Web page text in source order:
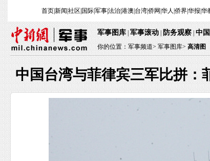
首页|新闻 社区 国际|军事|法治|港澳 台湾|侨网 华人 侨界|华报 华
军事图库|军事滚动|防务观察|中
你的位置：军事频道>军事图库> 高清图
中国台湾与菲律宾三军比拼：